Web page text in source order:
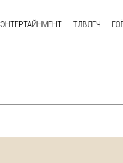
ЭНТЕРТАЙНМЕНТ ТӨЛӨВЛӨГЧ